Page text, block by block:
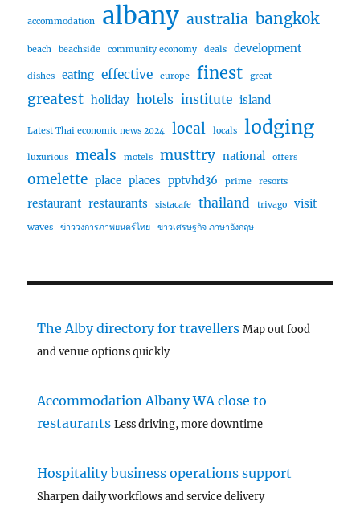
accommodation albany australia bangkok
beach beachside community economy deals development
dishes eating effective europe finest great
greatest holiday hotels institute island
Latest Thai economic news 2024 local locals lodging
luxurious meals motels musttry national offers
omelette place places pptvhd36 prime resorts
restaurant restaurants sistacafe thailand trivago visit
waves ข่าววงการภาพยนตร์ไทย ข่าวเศรษฐกิจ ภาษาอังกฤษ
The Alby directory for travellers Map out food
and venue options quickly
Accommodation Albany WA close to
restaurants Less driving, more downtime
Hospitality business operations support
Sharpen daily workflows and service delivery